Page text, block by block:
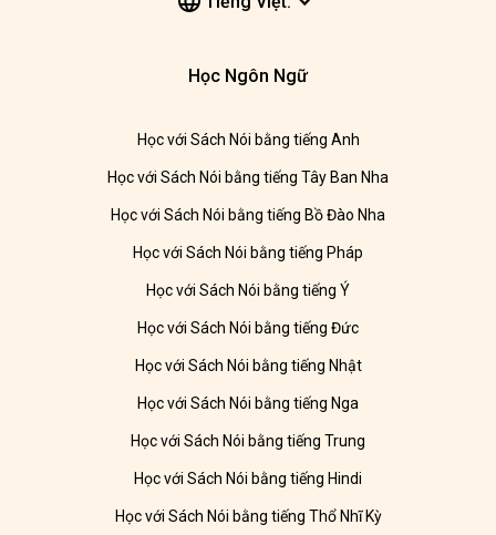
Học Ngôn Ngữ
Học với Sách Nói bằng tiếng Anh
Học với Sách Nói bằng tiếng Tây Ban Nha
Học với Sách Nói bằng tiếng Bồ Đào Nha
Học với Sách Nói bằng tiếng Pháp
Học với Sách Nói bằng tiếng Ý
Học với Sách Nói bằng tiếng Đức
Học với Sách Nói bằng tiếng Nhật
Học với Sách Nói bằng tiếng Nga
Học với Sách Nói bằng tiếng Trung
Học với Sách Nói bằng tiếng Hindi
Học với Sách Nói bằng tiếng Thổ Nhĩ Kỳ